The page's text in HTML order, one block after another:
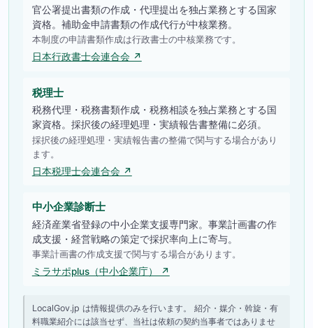
官公署提出書類の作成・代理提出を独占業務とする国家
資格。補助金申請書類の作成代行が中核業務。
本制度の申請書類作成は行政書士の中核業務です。
日本行政書士会連合会 ↗
税理士
税務代理・税務書類作成・税務相談を独占業務とする国
家資格。採択後の経理処理・実績報告書整備に必須。
採択後の経理処理・実績報告書の整備で関与する場合があり
ます。
日本税理士会連合会 ↗
中小企業診断士
経済産業省登録の中小企業支援専門家。事業計画書の作
成支援・経営戦略の策定で採択率向上に寄与。
事業計画書の作成支援で関与する場合があります。
ミラサポplus（中小企業庁） ↗
LocalGov.jp は情報提供のみを行います。 紹介・媒介・斡旋・有
料職業紹介には該当せず、当社は依頼の契約当事者ではありませ